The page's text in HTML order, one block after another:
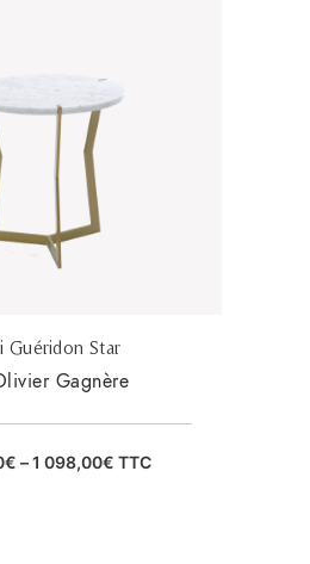
Guéridon Star
Gagnère
€ –1 098,00€ TTC